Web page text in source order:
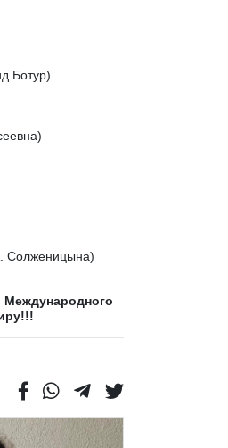
Ботур)
Солженицына)
Международного